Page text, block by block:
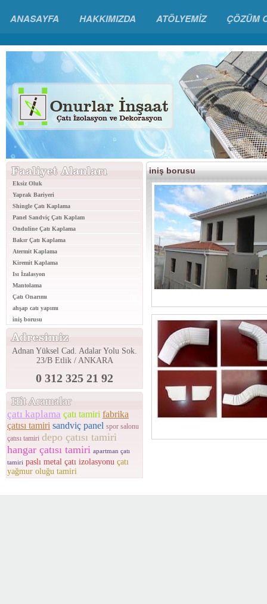
ANASAYFA HAKKIMIZDA ATÖLYEMİZ ÇÖZÜM
Eksiz Oluk
Yaprak Bariyeri
Shingle Çatı Kaplama
Panel Sandviç Çatı Kaplam
Onduline Çatı Kaplama
Bakır Çatı Kaplama
Atermit Kaplama
Kiremit Kaplama
Isı İzalasyon
Mantolama
Çatı Onarımı
ahşap catı yapımı
iniş borusu
Adnan Yüksel Cad. Adalar Yolu Sok.
23/B Etlik / ANKARA
0 312 325 21 92
çatı kaplama çatı tamiri fabrika
çatısı tamiri sandviç panel spor salonu
çatısı tamiri depo çatısı tamiri
hangar çatısı tamiri apartman çatı
tamiri paslı metal çatı izolasyonu çatı
yağmur oluğu tamiri
iniş borusu